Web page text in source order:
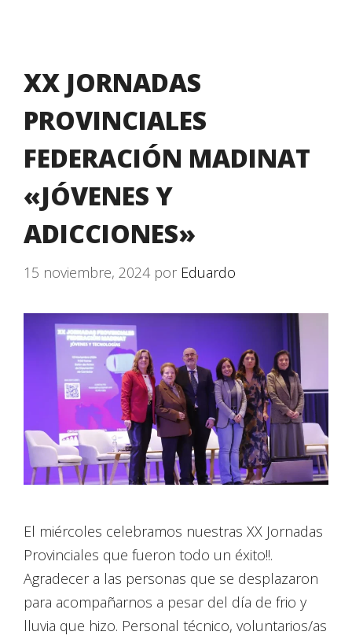
XX JORNADAS
PROVINCIALES
FEDERACIÓN MADINAT
«JÓVENES Y
ADICCIONES»
15 noviembre, 2024 por Eduardo
El miércoles celebramos nuestras XX Jornadas
Provinciales que fueron todo un éxito!!.
Agradecer a las personas que se desplazaron
para acompañarnos a pesar del día de frio y
lluvia que hizo. Personal técnico, voluntarios/as